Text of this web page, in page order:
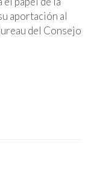
aportación al
del Consejo